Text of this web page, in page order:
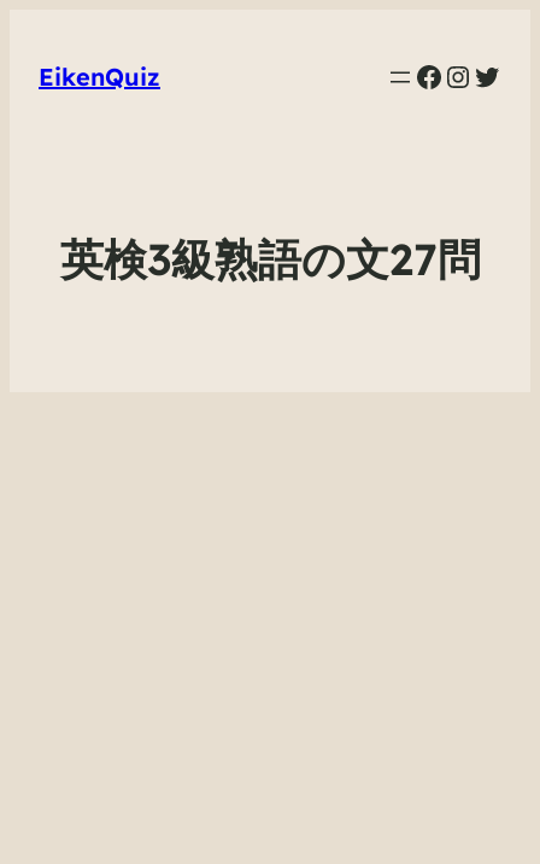
EikenQuiz
英検3級熟語の文27問